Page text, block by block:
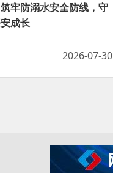
牢防溺水安全防线，守
成长
2026-07-30